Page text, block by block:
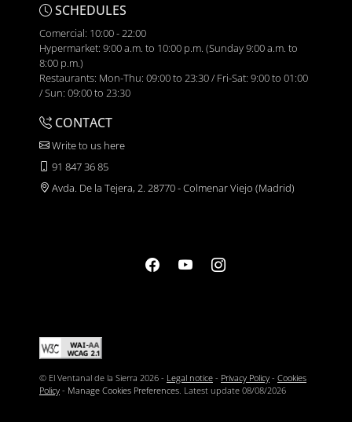
SCHEDULES
Comercial: 10:00 - 22:00
Hypermarket: 9:00 a.m. to 10:00 p.m. (Sunday 9:00 a.m. to
8:00 p.m.)
Restaurants: Mon-Thu: 09:00 to 23:30 / Fri-Sat: 9:00 to 01:00
/ Sun: 09:00 to 23:30
CONTACT
Write to us here
91 847 36 85
Avda. De la Tejera, 2. 28770 - Colmenar Viejo (Madrid)
© El Ventanal de la Sierra 2026 - Legal notice - Privacy Policy - Cookies
Policy - Manage Cookies Preferences . Latest update 08/08/2026